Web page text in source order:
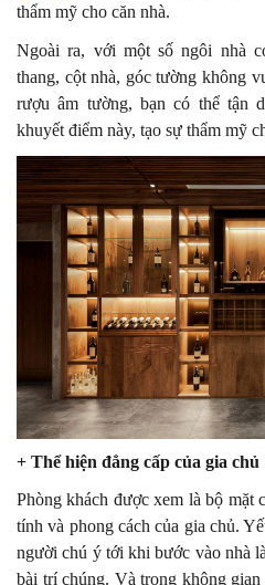
thẩm mỹ cho căn nhà.
Ngoài ra, với một số ngôi nhà
thang, cột nhà, góc tường không
rượu âm tường, bạn có thể tận
khuyết điểm này, tạo sự thẩm mỹ
+ Thể hiện đẳng cấp của gia chủ
Phòng khách được xem là bộ mặt
tính và phong cách của gia chủ.
người chú ý tới khi bước vào nhà
bài trí chúng. Và trong không